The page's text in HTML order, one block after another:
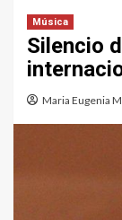
Música
Silencio
Maria Eugenia